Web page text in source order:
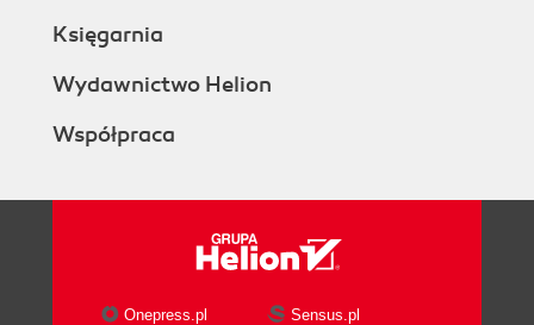
Księgarnia
Wydawnictwo Helion
Współpraca
Onepress.pl
Sensus.pl